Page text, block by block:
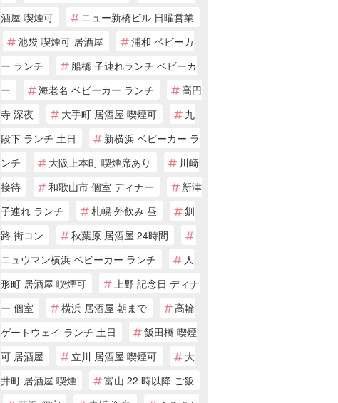
酒屋 喫煙可
ニュー新橋ビル 日曜営業
池袋 喫煙可 居酒屋
浦和 ベビーカ
ー ランチ
船橋 子連れランチ ベビーカ
ー
海老名 ベビーカー ランチ
高円
寺 深夜
大手町 居酒屋 喫煙可
九
段下 ランチ 土日
新横浜 ベビーカー ラ
ンチ
大阪上本町 喫煙席あり
川崎
接待
和歌山市 個室 ディナー
新津
子連れ ランチ
札幌 外飲み 昼
釧
路 街コン
秋葉原 居酒屋 24時間
ニュウマン横浜 ベビーカー ランチ
人
形町 居酒屋 喫煙可
上野 記念日 ディナ
ー 個室
横浜 居酒屋 朝まで
高輪
ゲートウェイ ランチ 土日
飯田橋 喫煙
可 居酒屋
立川 居酒屋 喫煙可
大
井町 居酒屋 喫煙
富山 22 時以降 ご飯